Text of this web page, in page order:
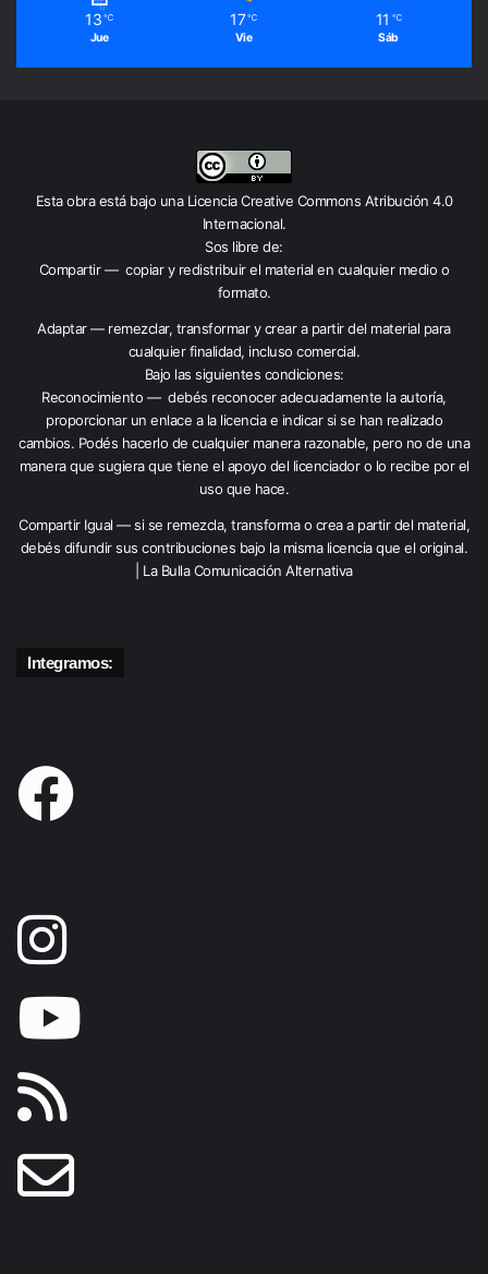
13 ℃
Jue
17 ℃
Vie
11 ℃
Sáb
Esta obra está bajo una Licencia Creative Commons Atribución 4.0
Internacional.
Sos libre de:
Compartir — copiar y redistribuir el material en cualquier medio o
formato.
Adaptar — remezclar, transformar y crear a partir del material para
cualquier finalidad, incluso comercial.
Bajo las siguientes condiciones:
Reconocimiento — debés reconocer adecuadamente la autoría,
proporcionar un enlace a la licencia e indicar si se han realizado
cambios. Podés hacerlo de cualquier manera razonable, pero no de una
manera que sugiera que tiene el apoyo del licenciador o lo recibe por el
uso que hace.
Compartir Igual — si se remezcla, transforma o crea a partir del material,
debés difundir sus contribuciones bajo la misma licencia que el original.
| La Bulla Comunicación Alternativa
Integramos: